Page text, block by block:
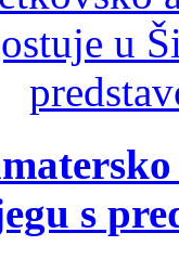
s